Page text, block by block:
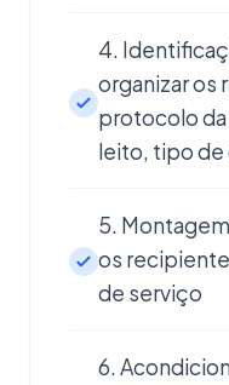
4.
organizar os
protocolo da
leito, tipo de
5.
os
de serviço
6.